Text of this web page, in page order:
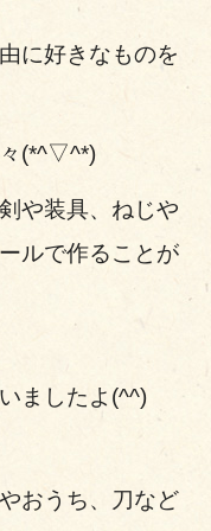
に好きなものを
(*^▽^*)
や装具、ねじや
ルで作ることが
ましたよ(^^)
おうち、刀など